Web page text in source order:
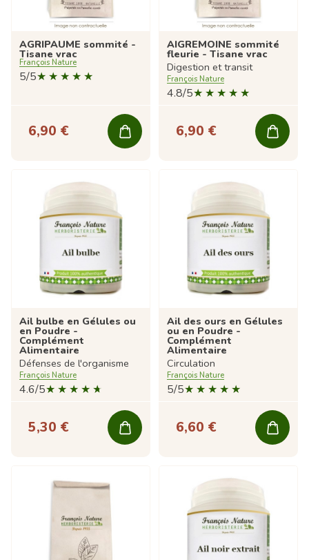
AGRIPAUME sommité -
Tisane vrac
François Nature
5/5
6,90 €
AIGREMOINE sommité
fleurie - Tisane vrac
Digestion et transit
François Nature
4.8/5
6,90 €
Ail bulbe en Gélules ou
en Poudre -
Complément
Alimentaire
Défenses de l'organisme
François Nature
4.6/5
5,30 €
Ail des ours en Gélules
ou en Poudre -
Complément
Alimentaire
Circulation
François Nature
5/5
6,60 €